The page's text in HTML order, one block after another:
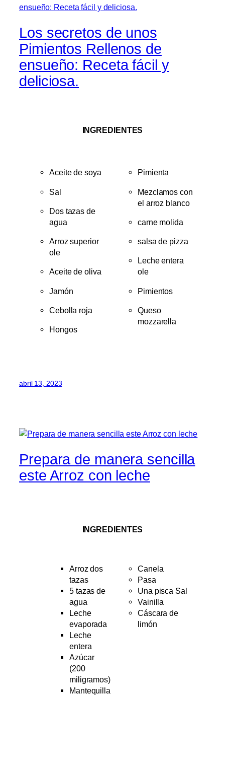
Los secretos de unos
Pimientos Rellenos de
ensueño: Receta fácil y
deliciosa.
INGREDIENTES
Aceite de soya
Sal
Dos tazas de
agua
Arroz superior
ole
Aceite de oliva
Jamón
Cebolla roja
Hongos
Pimienta
Mezclamos con
el arroz blanco
carne molida
salsa de pizza
Leche entera
ole
Pimientos
Queso
mozzarella
abril 13, 2023
Prepara de manera sencilla
este Arroz con leche
INGREDIENTES
Arroz dos
tazas
5 tazas de
agua
Leche
evaporada
Leche
entera
Azúcar
(200
miligramos)
Mantequilla
Canela
Pasa
Una pisca Sal
Vainilla
Cáscara de
limón